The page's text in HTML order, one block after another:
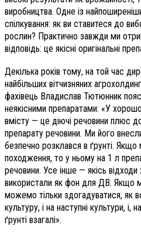
виробництва. Одне із
спілкування: як ви ставитеся до
рослин? Практично завжди ми
відповідь: це якісні оригінальні
Декілька років тому, на той час
найбільших вітчизняних
фахівець Владислав Тютюнник
неякісними препаратами: «У
вмісту — це діючі речовини плюс
препарату речовини. Ми його
безпечно розклався в ґрунті.
походження, то у ньому на 1 л
речовини. Усе інше — якісь відходи
використали як фон для ДВ. Якщо
можемо тільки здогадуватися, як
культуру, і на наступні культури, і,
ґрунті взагалі».